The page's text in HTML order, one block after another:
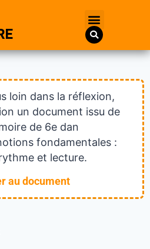
loin dans la réflexion,
un document issu de
de 6e dan
fondamentales :
et lecture.
au document